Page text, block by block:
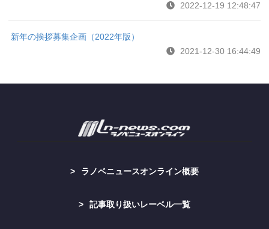
2022-12-19 12:48:47
新年の挨拶募集企画（2022年版）
2021-12-30 16:44:49
ラノベニュースオンライン概要
記事取り扱いレーベル一覧